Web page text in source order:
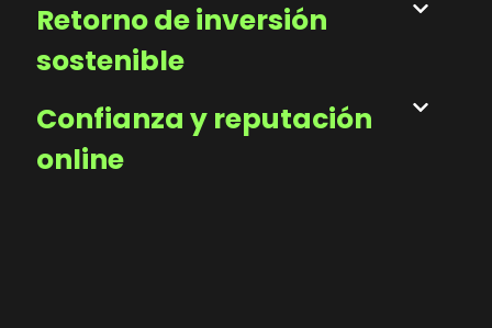
Retorno de inversión
sostenible
Confianza y reputación
online